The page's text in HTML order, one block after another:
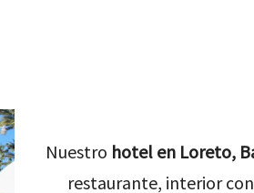
Nuestro hotel en Loreto,
restaurante, interior